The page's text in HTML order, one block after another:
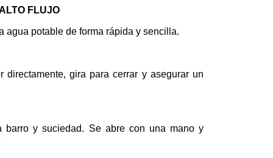
FLUJO
agua potable de forma rápida y sencilla.
directamente, gira para cerrar y asegurar un
barro y suciedad. Se abre con una mano y